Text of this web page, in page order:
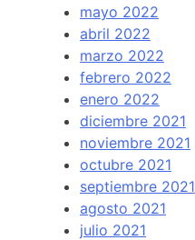
mayo 2022
abril 2022
marzo 2022
febrero 2022
enero 2022
diciembre 2021
noviembre 2021
octubre 2021
septiembre 2021
agosto 2021
julio 2021